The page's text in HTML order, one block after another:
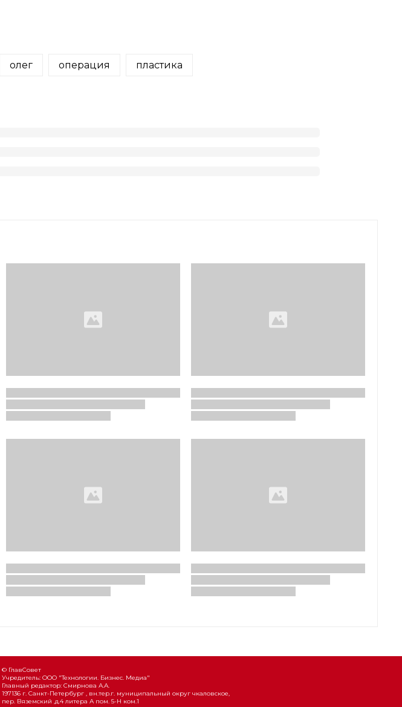
олег операция пластика
© ГлавСовет
Учредитель: ООО "Технологии. Бизнес. Медиа"
Главный редактор: Смирнова А.А.
197136 г. Санкт-Петербург , вн.тер.г. муниципальный округ чкаловское,
пер. Вяземский ,д.4 литера А пом. 5-Н ком.1